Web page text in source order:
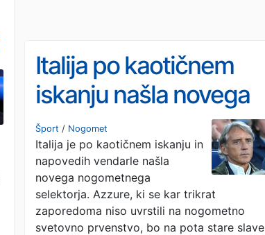
Italija po kaotičnem
iskanju našla novega
selektorja
Šport / Nogomet
Italija je po kaotičnem iskanju in
napovedih vendarle našla
novega nogometnega
selektorja. Azzure, ki se kar trikrat
zaporedoma niso uvrstili na nogometno
svetovno prvenstvo, bo na pota stare slave